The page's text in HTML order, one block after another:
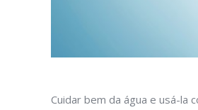
Cuidar bem da água e usá-la